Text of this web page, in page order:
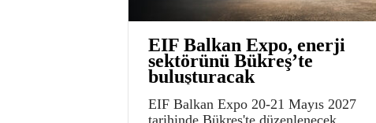
EIF Balkan Expo, enerji
sektörünü Bükreş’te
buluşturacak
EIF Balkan Expo 20-21 Mayıs 2027
tarihinde Bükreş'te düzenlenecek